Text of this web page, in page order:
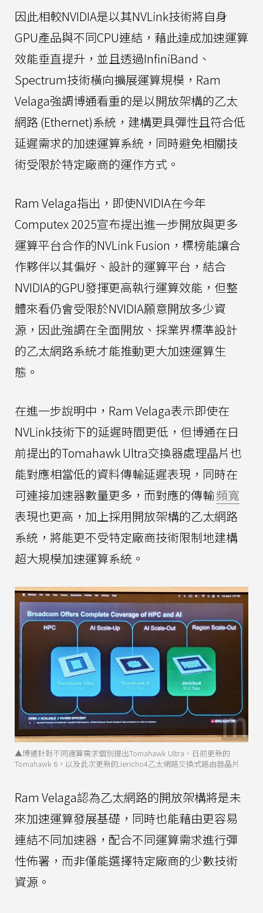
因此相較NVIDIA是以其NVLink技術將自身
GPU產品與不同CPU連結，藉此達成加速運算
效能垂直提升，並且透過InfiniBand、
Spectrum技術橫向擴展運算規模，Ram
Velaga強調博通看重的是以開放架構的乙太
網路 (Ethernet)系統，建構更具彈性且符合低
延遲需求的加速運算系統，同時避免相關技
術受限於特定廠商的運作方式。
Ram Velaga指出，即使NVIDIA在今年
Computex 2025宣布提出進一步開放與更多
運算平台合作的NVLink Fusion，標榜能讓合
作夥伴以其偏好、設計的運算平台，結合
NVIDIA的GPU發揮更高執行運算效能，但整
體來看仍會受限於NVIDIA願意開放多少資
源，因此強調在全面開放、採業界標準設計
的乙太網路系統才能推動更大加速運算生
態。
在進一步說明中，Ram Velaga表示即使在
NVLink技術下的延遲時間更低，但博通在日
前提出的Tomahawk Ultra交換器處理晶片也
能對應相當低的資料傳輸延遲表現，同時在
可連接加速器數量更多，而對應的傳輸頻寬
表現也更高，加上採用開放架構的乙太網路
系統，將能更不受特定廠商技術限制地建構
超大規模加速運算系統。
▲博通針對不同運算需求個別提出Tomahawk Ultra、日前更新的
Tomahawk 6，以及此次更新的Jericho4乙太網路交換式路由器晶片
Ram Velaga認為乙太網路的開放架構將是未
來加速運算發展基礎，同時也能藉由更容易
連結不同加速器，配合不同運算需求進行彈
性佈署，而非僅能選擇特定廠商的少數技術
資源。